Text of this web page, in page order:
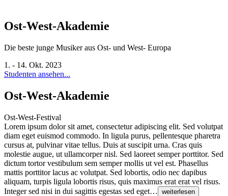
Ost-West-Akademie
Die beste junge Musiker aus Ost- und West- Europa
1. - 14. Okt. 2023
Studenten ansehen...
Ost-West-Akademie
Ost-West-Festival
Lorem ipsum dolor sit amet, consectetur adipiscing elit. Sed volutpat
diam eget euismod commodo. In ligula purus, pellentesque pharetra
cursus at, pulvinar vitae tellus. Duis at suscipit urna. Cras quis
molestie augue, ut ullamcorper nisl. Sed laoreet semper porttitor. Sed
dictum tortor vestibulum sem semper mollis ut vel est. Phasellus
mattis porttitor lacus ac volutpat. Sed lobortis, odio nec dapibus
aliquam, turpis ligula lobortis risus, quis maximus erat erat vel risus.
Integer sed nisi in dui sagittis egestas sed eget… weiterlesen